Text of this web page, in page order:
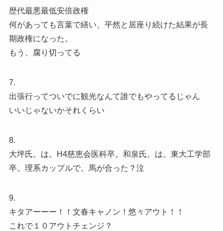
歴代最悪最低安倍政権
何があっても言葉で繕い、平然と居座り続けた結果が長
期政権になった。
もう、腐り切ってる
7.
出張行ってついでに観光なんて誰でもやってるじゃん
いいじゃないかそれくらい
8.
大坪氏。は。H4慈恵会医科卒。和泉氏。は。東大工学部
卒。理系カップルで。馬が合った？泣
9.
キタアーーー！！文春キャノン！悠々アウト！！
これで１０アウトチェンジ？